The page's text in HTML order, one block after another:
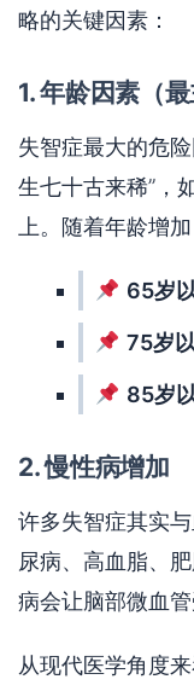
略的关键因素：
1. 年龄因素（最
失智症最大的危
生七十古来稀”，
上。随着年龄增
65岁
75岁
85岁
2. 慢性病增加
许多失智症其实
尿病、高血脂、
病会让脑部微血
从现代医学角度